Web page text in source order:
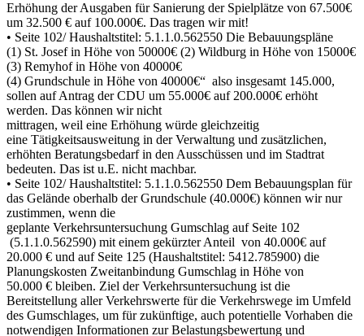
Erhöhung der Ausgaben für Sanierung der Spielplätze von 67.500€
um 32.500 € auf 100.000€. Das tragen wir mit!
• Seite 102/ Haushaltstitel: 5.1.1.0.562550 Die Bebauungspläne
(1) St. Josef in Höhe von 50000€ (2) Wildburg in Höhe von 15000€
(3) Remyhof in Höhe von 40000€
(4) Grundschule in Höhe von 40000€“ also insgesamt 145.000,
sollen auf Antrag der CDU um 55.000€ auf 200.000€ erhöht
werden. Das können wir nicht
mittragen, weil eine Erhöhung würde gleichzeitig
eine Tätigkeitsausweitung in der Verwaltung und zusätzlichen,
erhöhten Beratungsbedarf in den Ausschüssen und im Stadtrat
bedeuten. Das ist u.E. nicht machbar.
• Seite 102/ Haushaltstitel: 5.1.1.0.562550 Dem Bebauungsplan für
das Gelände oberhalb der Grundschule (40.000€) können wir nur
zustimmen, wenn die
geplante Verkehrsuntersuchung Gumschlag auf Seite 102
(5.1.1.0.562590) mit einem gekürzter Anteil von 40.000€ auf
20.000 € und auf Seite 125 (Haushaltstitel: 5412.785900) die
Planungskosten Zweitanbindung Gumschlag in Höhe von
50.000 € bleiben. Ziel der Verkehrsuntersuchung ist die
Bereitstellung aller Verkehrswerte für die Verkehrswege im Umfeld
des Gumschlages, um für zukünftige, auch potentielle Vorhaben die
notwendigen Informationen zur Belastungsbewertung und